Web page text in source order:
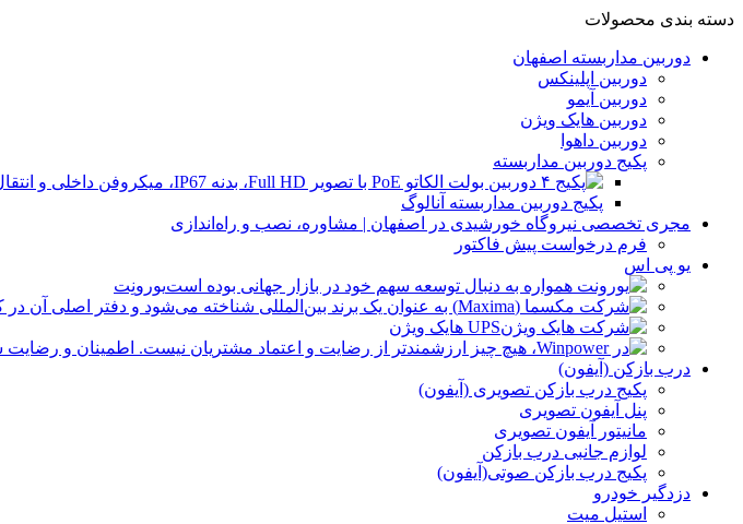
دسته بندی محصولات
دوربین مداربسته اصفهان
دوربین اپلینکس
دوربین آیمو
دوربین هایک ویژن
دوربین داهوا
پکیج دوربین مداربسته
پکیج دوربین مداربسته آنالوگ
مجری تخصصی نیروگاه خورشیدی در اصفهان | مشاوره، نصب و راه‌اندازی
فرم درخواست پیش فاکتور
یو پی اس
یورونِت
UPS هایک ویژن
درب بازکن (آیفون)
پکیج درب بازکن تصویری (آیفون)
پنل آیفون تصویری
مانیتور آیفون تصویری
لوازم جانبی درب بازکن
پکیج درب بازکن صوتی(آیفون)
دزدگیر خودرو
استیل میت